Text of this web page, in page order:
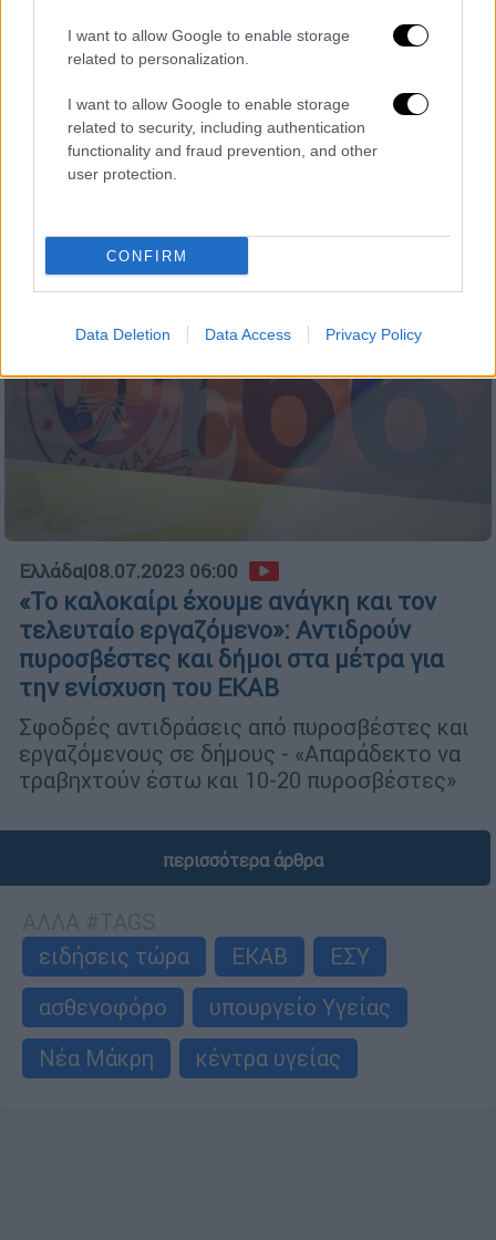
I want to allow Google to enable storage
related to personalization.
I want to allow Google to enable storage
related to security, including authentication
functionality and fraud prevention, and other
user protection.
CONFIRM
Data Deletion Data Access Privacy Policy
Το σχετικό σχέδιο του υπουργείου Υγείας
Συμβούλιο, όπου και έλαβε έγκριση, οι
Μιχάλης Χρυσοχοΐδης και Μάριος
Θεμιστοκλέους
Ελλάδα|08.07.2023 06:00
«Το καλοκαίρι έχουμε ανάγκη και τον
τελευταίο εργαζόμενο»: Αντιδρούν
πυροσβέστες και δήμοι στα μέτρα για
την ενίσχυση του ΕΚΑΒ
Σφοδρές αντιδράσεις από πυροσβέστες και
εργαζόμενους σε δήμους - «Απαράδεκτο να
τραβηχτούν έστω και 10-20 πυροσβέστες»
περισσότερα άρθρα
ειδήσεις τώρα
ΕΚΑΒ
ΕΣΥ
ασθενοφόρο
υπουργείο Υγείας
Νέα Μάκρη
κέντρα υγείας